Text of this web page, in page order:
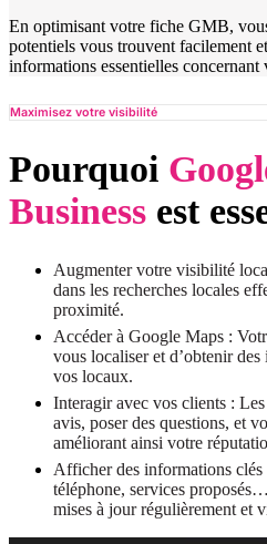
En optimisant votre fiche GMB,
potentiels vous trouvent facilement
informations essentielles concernant
Maximisez votre visibilité
Pourquoi
Business est
Augmenter votre visibilité
dans les recherches locales
proximité.
Accéder à Google Maps :
vous localiser et d’obtenir
vos locaux.
Interagir avec vos clients :
avis, poser des questions, et
améliorant ainsi votre
Afficher des informations clés
téléphone, services
mises à jour régulièrement et